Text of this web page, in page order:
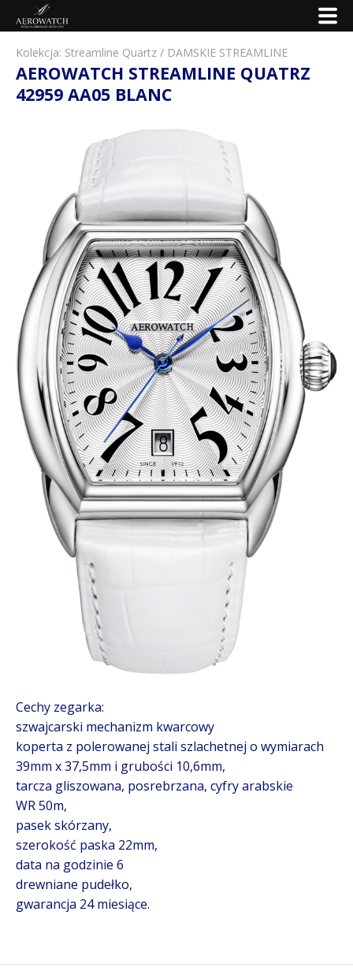
Kolekcja: Streamline Quartz / DAMSKIE STREAMLINE
AEROWATCH STREAMLINE QUATRZ
42959 AA05 BLANC
Cechy zegarka:
szwajcarski mechanizm kwarcowy
koperta z polerowanej stali szlachetnej o wymiarach
39mm x 37,5mm i grubości 10,6mm,
tarcza gliszowana, posrebrzana, cyfry arabskie
WR 50m,
pasek skórzany,
szerokość paska 22mm,
data na godzinie 6
drewniane pudełko,
gwarancja 24 miesiące.